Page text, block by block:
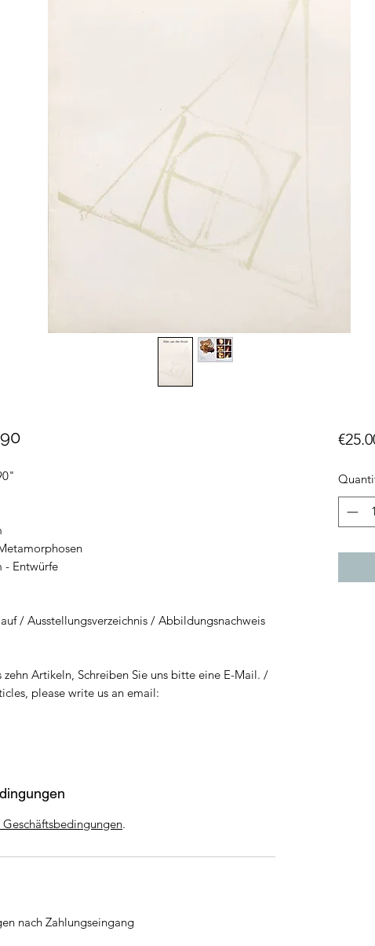
- Entwürfe
/ Ausstellungsverzeichnis / Abbildungsnachweis
zehn Artikeln, Schreiben Sie uns bitte eine E-Mail. /
please write us an email:
.
nach Zahlungseingang